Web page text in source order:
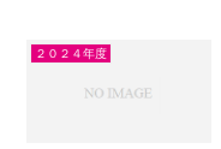
２０２４年度